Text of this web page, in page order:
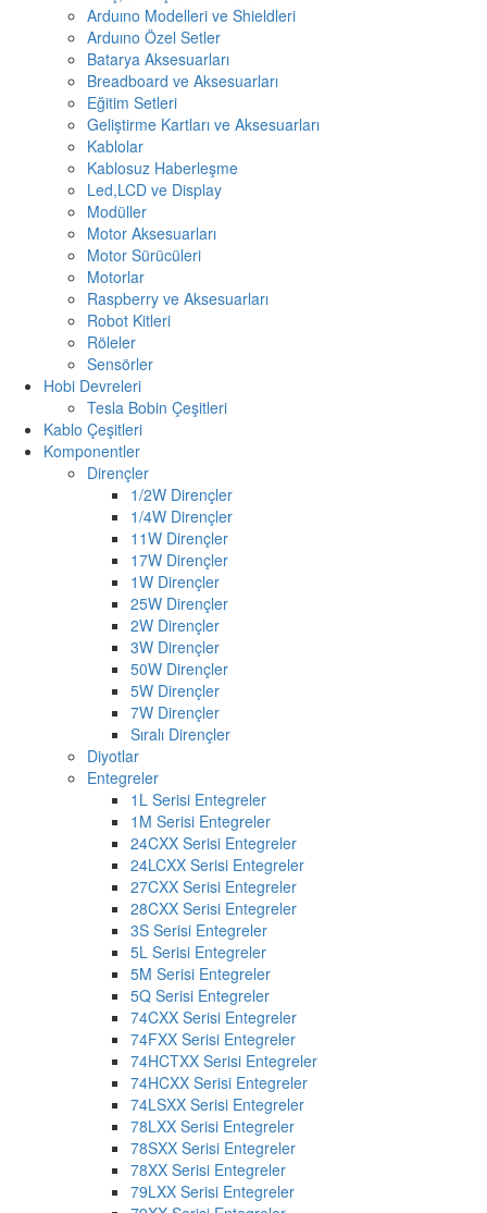
Arduıno Modelleri ve Shieldleri
Arduıno Özel Setler
Batarya Aksesuarları
Breadboard ve Aksesuarları
Eğitim Setleri
Geliştirme Kartları ve Aksesuarları
Kablolar
Kablosuz Haberleşme
Led,LCD ve Display
Modüller
Motor Aksesuarları
Motor Sürücüleri
Motorlar
Raspberry ve Aksesuarları
Robot Kitleri
Röleler
Sensörler
Hobi Devreleri
Tesla Bobin Çeşitleri
Kablo Çeşitleri
Komponentler
Dirençler
1/2W Dirençler
1/4W Dirençler
11W Dirençler
17W Dirençler
1W Dirençler
25W Dirençler
2W Dirençler
3W Dirençler
50W Dirençler
5W Dirençler
7W Dirençler
Sıralı Dirençler
Diyotlar
Entegreler
1L Serisi Entegreler
1M Serisi Entegreler
24CXX Serisi Entegreler
24LCXX Serisi Entegreler
27CXX Serisi Entegreler
28CXX Serisi Entegreler
3S Serisi Entegreler
5L Serisi Entegreler
5M Serisi Entegreler
5Q Serisi Entegreler
74CXX Serisi Entegreler
74FXX Serisi Entegreler
74HCTXX Serisi Entegreler
74HCXX Serisi Entegreler
74LSXX Serisi Entegreler
78LXX Serisi Entegreler
78SXX Serisi Entegreler
78XX Serisi Entegreler
79LXX Serisi Entegreler